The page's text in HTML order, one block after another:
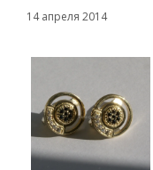
14 апреля 2014